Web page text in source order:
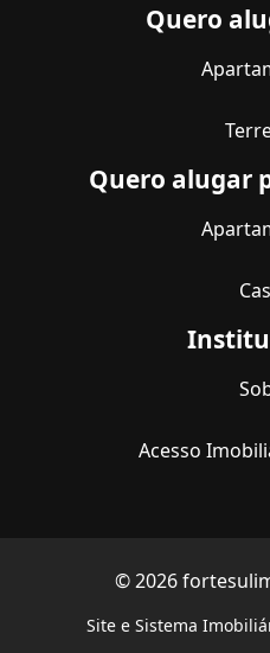
Quero
Quero alugar
Acesso
© 2026
Site e Sistema